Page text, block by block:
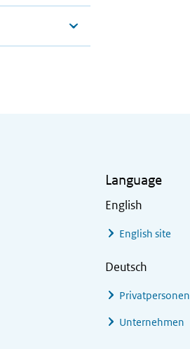
Language
English
English site
Deutsch
Privatpersonen
Unternehmen